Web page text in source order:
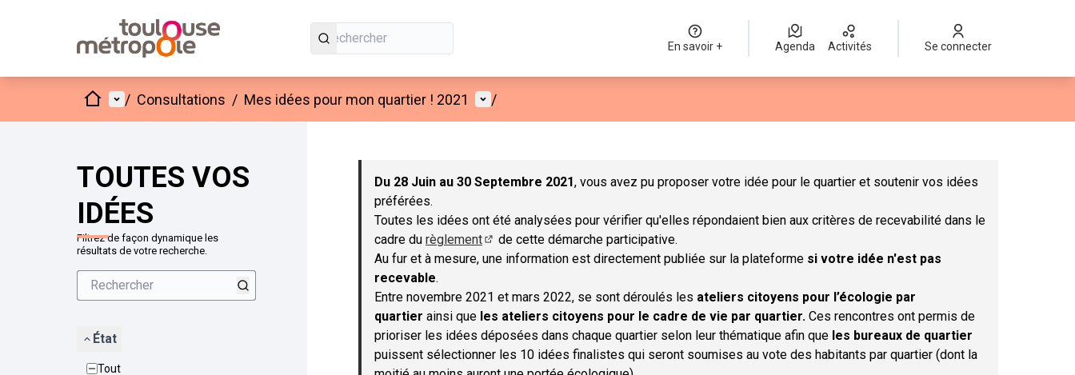
En savoir + Agenda Activités Se connecter
AccueilMenu principal
/ Consultations / Mes idées pour mon quartier ! 2021 Menu utilisateur
/
TOUTES VOS
IDÉES
Filtrez de façon dynamique les
résultats de votre recherche.
État
Tout
Passer la carte
Du 28 Juin au 30 Septembre 2021, vous avez pu proposer votre idée pour le quartier et soutenir vos idées
préférées.
Toutes les idées ont été analysées pour vérifier qu'elles répondaient bien aux critères de recevabilité dans le
cadre du règlement
(S'ouvre dans un nouvel onglet)
de cette démarche participative.
Au fur et à mesure, une information est directement publiée sur la plateforme si votre idée n'est pas
recevable.
Entre novembre 2021 et mars 2022, se sont déroulés les ateliers citoyens pour l’écologie par
quartier ainsi que les ateliers citoyens pour le cadre de vie par quartier. Ces rencontres ont permis de
prioriser les idées déposées dans chaque quartier selon leur thématique afin que les bureaux de quartier
puissent sélectionner les 10 idées finalistes qui seront soumises au vote des habitants par quartier (dont la